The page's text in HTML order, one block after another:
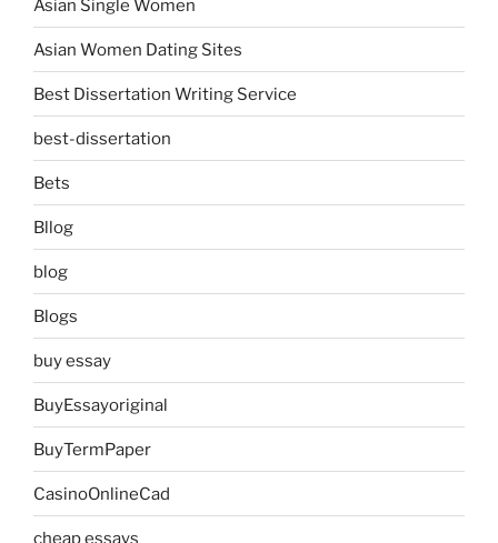
Asian Single Women
Asian Women Dating Sites
Best Dissertation Writing Service
best-dissertation
Bets
Bllog
blog
Blogs
buy essay
BuyEssayoriginal
BuyTermPaper
CasinoOnlineCad
cheap essays